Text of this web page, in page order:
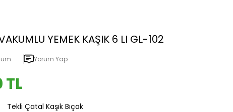
YEMEK KAŞIK 6 LI GL-102
Yorum Yap
TL
Tekli Çatal Kaşık Bıçak